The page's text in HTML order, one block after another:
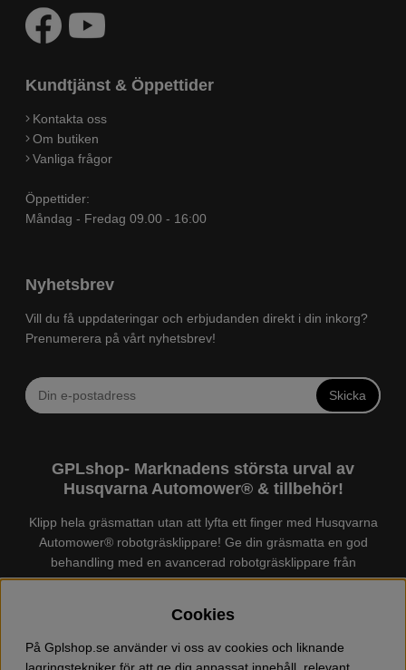
Kundtjänst & Öppettider
Kontakta oss
Om butiken
Vanliga frågor
Öppettider:
Måndag - Fredag 09.00 - 16:00
Nyhetsbrev
Vill du få uppdateringar och erbjudanden direkt i din inkorg?
Prenumerera på vårt nyhetsbrev!
Skicka
GPLshop- Marknadens största urval av
Husqvarna Automower® & tillbehör!
Klipp hela gräsmattan utan att lyfta ett finger med Husqvarna
Automower® robotgräsklippare! Ge din gräsmatta en god
behandling med en avancerad robotgräsklippare från
Husqvarna. Det finns enHusqvarna Automower®för just din
marknadens största urval av tillbehör och reservdelar till
Husqvarna Automower® och GARDENA. Vi säljer även
Husqvarna skog och trädgårdsprodukter så som:
Cookies
På Gplshop.se använder vi oss av cookies och liknande